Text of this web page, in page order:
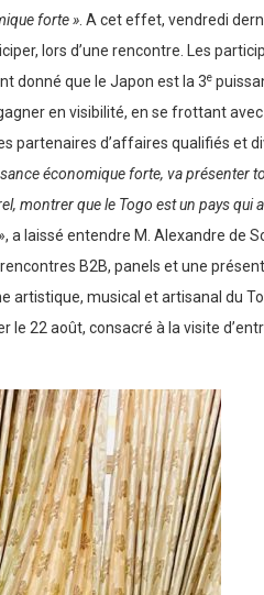
forte » . A cet effet, vendredi
lors d’une rencontre. Les
donné que le Japon est la 3e
en visibilité, en se frottant
partenaires d’affaires qualifiés et
économique forte, va présenter
que le Togo est un pays qui
», a laissé entendre M. Alexandre de
B2B, panels et une
musical et artisanal du
22 août, consacré à la visite